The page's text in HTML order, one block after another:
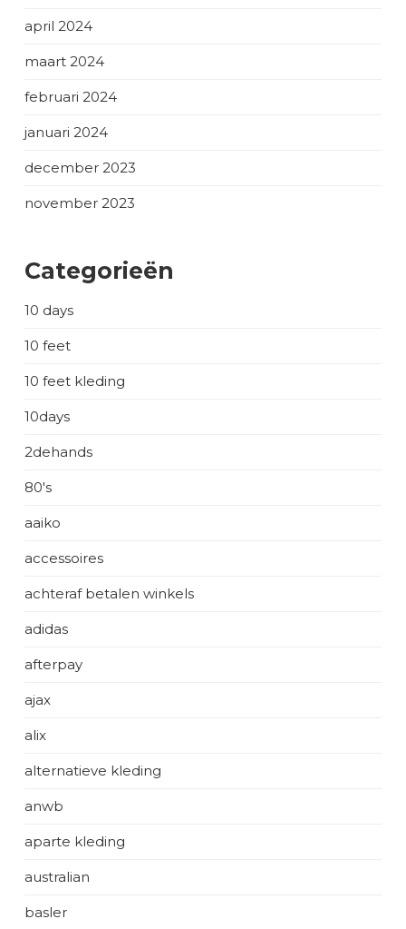
april 2024
maart 2024
februari 2024
januari 2024
december 2023
november 2023
Categorieën
10 days
10 feet
10 feet kleding
10days
2dehands
80's
aaiko
accessoires
achteraf betalen winkels
adidas
afterpay
ajax
alix
alternatieve kleding
anwb
aparte kleding
australian
basler